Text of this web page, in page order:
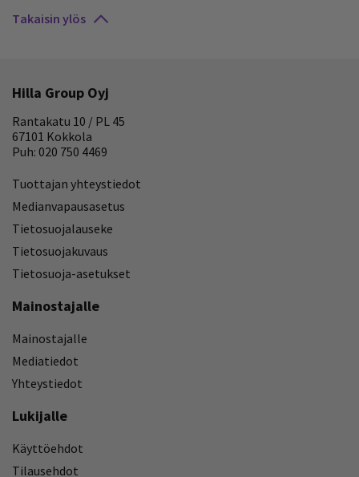
Takaisin ylös
Hilla Group Oyj
Rantakatu 10 / PL 45
67101 Kokkola
Puh: 020 750 4469
Tuottajan yhteystiedot
Medianvapausasetus
Tietosuojalauseke
Tietosuojakuvaus
Tietosuoja-asetukset
Mainostajalle
Mainostajalle
Mediatiedot
Yhteystiedot
Lukijalle
Käyttöehdot
Tilausehdot